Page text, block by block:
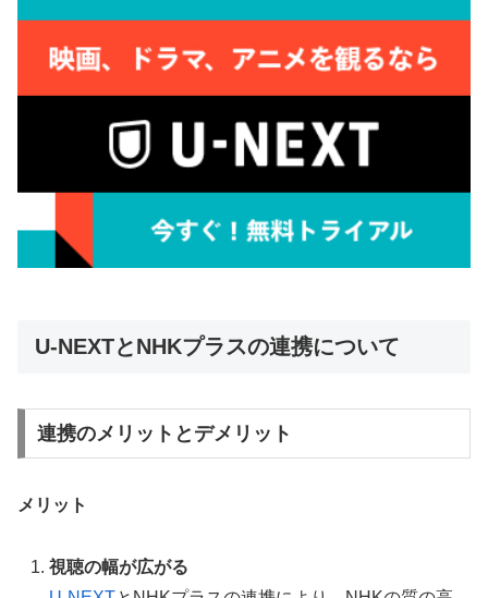
U-NEXTとNHKプラスの連携について
連携のメリットとデメリット
メリット
視聴の幅が広がる